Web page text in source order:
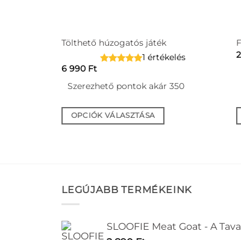
Tölthető húzogatós játék
1 értékelés
6 990 Ft
Szerezhető pontok akár 350
OPCIÓK VÁLASZTÁSA
variációja
változatok
LEGÚJABB TERMÉKEINK
SLOOFIE Meat Goat - A